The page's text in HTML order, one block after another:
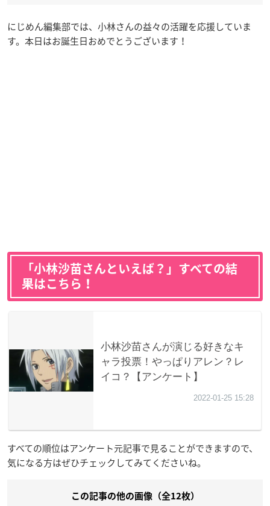
にじめん編集部では、小林さんの益々の活躍を応援していま
す。本日はお誕生日おめでとうございます！
「小林沙苗さんといえば？」すべての結
果はこちら！
すべての順位はアンケート元記事で見ることができますので、
気になる方はぜひチェックしてみてくださいね。
この記事の他の画像（全12枚）